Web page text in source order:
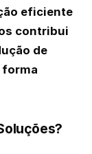
eficiente
contribui
de
forma